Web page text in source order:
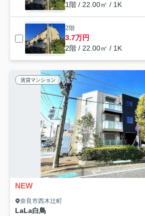
1階 / 22.00㎡ / 1K
2階
3.7万円
2階 / 22.00㎡ / 1K
賃貸マンション
NEW
奈良市西木辻町
LaLa白鳥